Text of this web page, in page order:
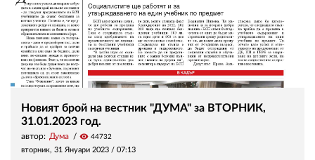
Новият брой на вестник "ДУМА" за ВТОРНИК,
31.01.2023 год.
автор: Дума visibility 44732
вторник, 31 Януари 2023 / 07:13